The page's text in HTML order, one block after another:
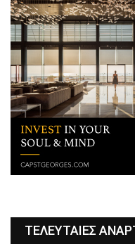
ΤΕΛΕΥΤΑΙΕΣ